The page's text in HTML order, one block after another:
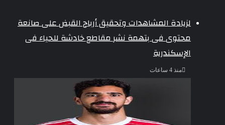
لزيادة المشاهدات وتحقيق أرباح القبض على صانعة
محتوى فى بتهمة نشر مقاطع خادشة للحياء فى
الإسكندرية
منذ 4 ساعات